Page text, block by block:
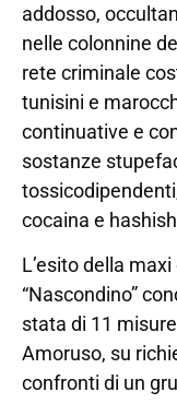
addosso,
nelle colonnine
rete criminale
tunisini e
continuative e
sostanze
cocaina e
L’esito della
“Nascondino”
stata di 11
Amoruso, su
confronti di un